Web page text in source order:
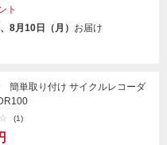
ト
8月10日（月） お届け
簡単取り付け サイクルレコーダ
(1)